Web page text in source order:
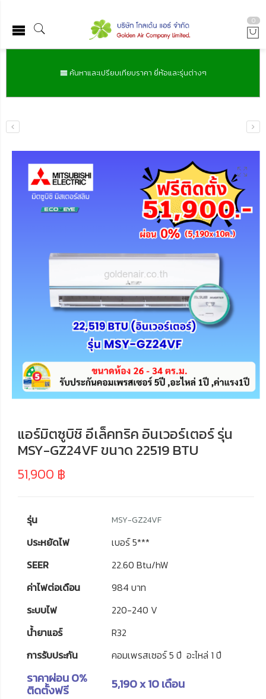
0
ค้นหาและเปรียบเทียบราคา ยี่ห้อและรุ่นต่างๆ
แอร์มิตซูบิชิ อีเล็คทริค อินเวอร์เตอร์ รุ่น
MSY-GZ24VF ขนาด 22519 BTU
51,900 ฿
รุ่น MSY-GZ24VF
ประหยัดไฟ
เบอร์ 5***
SEER
22.60 Btu/hW
ค่าไฟต่อเดือน
984 บาท
ระบบไฟ
220-240 V
น้ำยาแอร์
R32
การรับประกัน
คอมเพรสเซอร์ 5 ปี อะไหล่ 1 ปี
ราคาผ่อน 0%
ติดตั้งฟรี
5,190 x 10 เดือน